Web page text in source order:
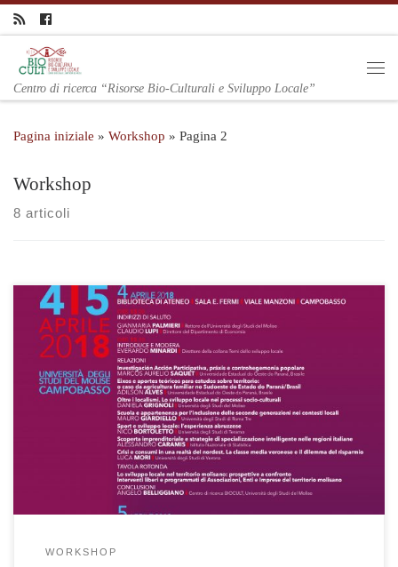
Centro di ricerca “Risorse Bio-Culturali e Sviluppo Locale”
Pagina iniziale » Workshop » Pagina 2
Workshop
8 articoli
WORKSHOP